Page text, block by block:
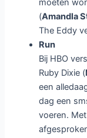
moeten
(Amandla
The Eddy
Run
Bij HBO
Ruby Dixie (
een
dag een
voeren.